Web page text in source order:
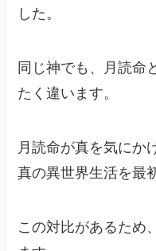
した。
同じ神でも、月読命
たく違います。
月読命が真を気にか
真の異世界生活を最
この対比があるため